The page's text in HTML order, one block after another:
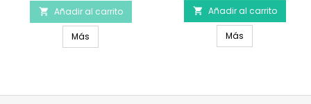
Correa
Premium
Verde
Bosque
 Añadir al carrito
Más
Cepillo
de
lavado
 Añadir al carrito
Más